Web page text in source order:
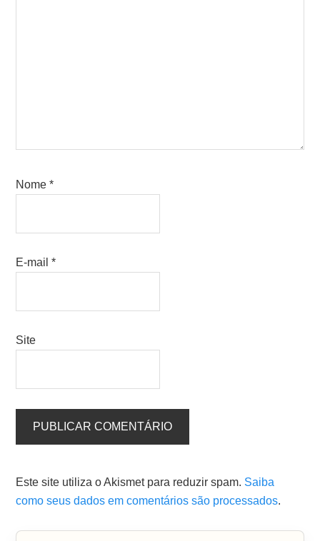
Nome*
E-mail*
Site
Este site utiliza o Akismet para reduzir spam. Saiba
como seus dados em comentários são processados.